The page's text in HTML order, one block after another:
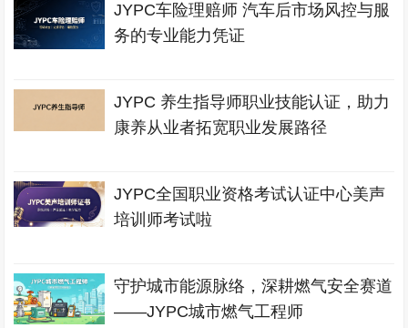
JYPC车险理赔师 汽车后市场风控与服
务的专业能力凭证
JYPC 养生指导师职业技能认证，助力
康养从业者拓宽职业发展路径
JYPC全国职业资格考试认证中心美声
培训师考试啦
守护城市能源脉络，深耕燃气安全赛道
——JYPC城市燃气工程师